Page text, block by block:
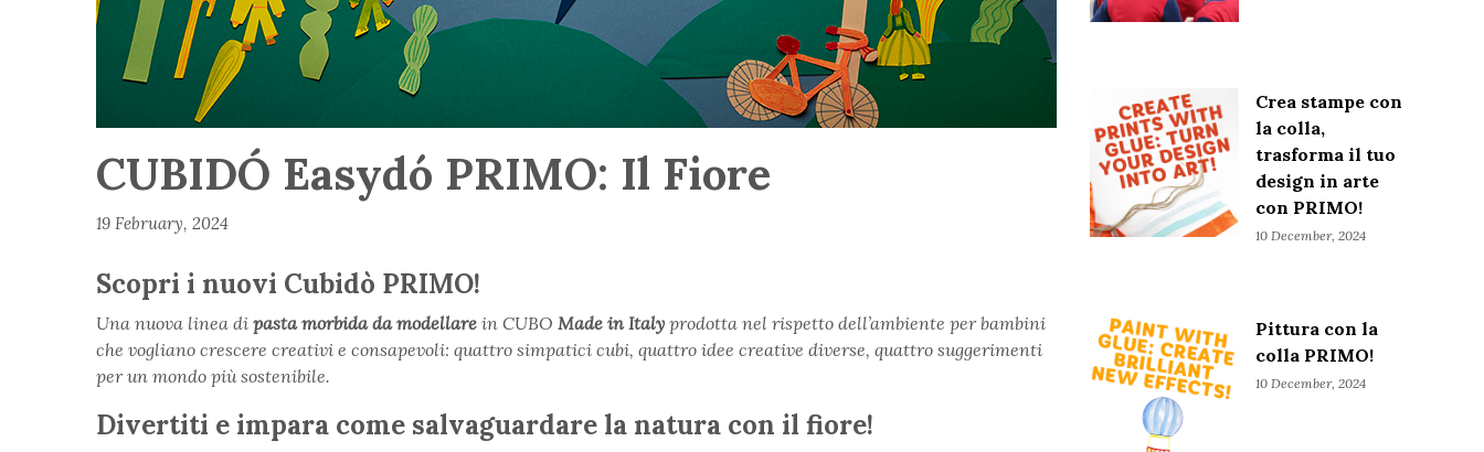
CUBIDÓ Easydó PRIMO: Il Fiore
19 February, 2024
Scopri i nuovi Cubidò PRIMO!
Una nuova linea di pasta morbida da modellare in CUBO Made in Italy prodotta nel rispetto dell’ambiente per bambini
che vogliano crescere creativi e consapevoli: quattro simpatici cubi, quattro idee creative diverse, quattro suggerimenti
per un mondo più sostenibile.
Divertiti e impara come salvaguardare la natura con il fiore!
Crea stampe con
la colla,
trasforma il tuo
design in arte
con PRIMO!
10 December, 2024
Pittura con la
colla PRIMO!
10 December, 2024